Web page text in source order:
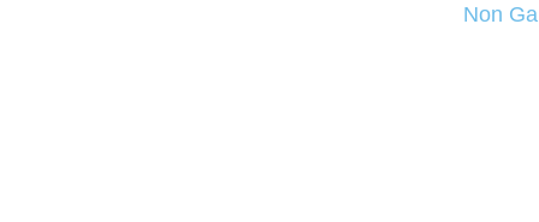
Non